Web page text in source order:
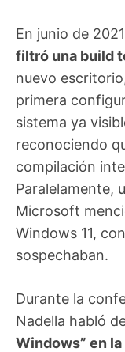
En junio de
filtró una build
nuevo
primera
sistema ya
reconociendo
compilación
Paralelamente,
Microsoft
Windows 11,
sospechaban.
Durante la
Nadella habló
Windows” en